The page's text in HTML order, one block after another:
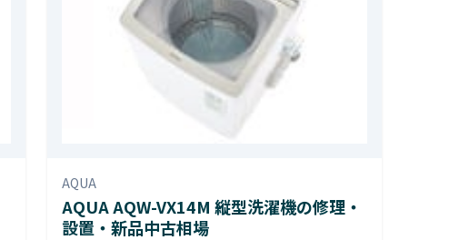
AQUA
AQUA AQW-VX14M 縦型洗濯機の修理・
設置・新品中古相場